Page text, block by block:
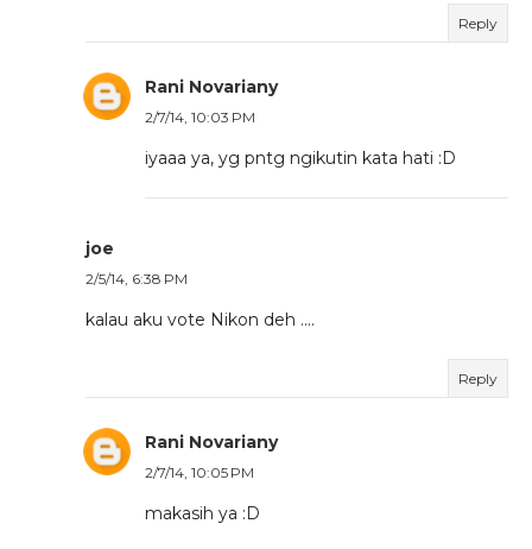
Reply
Rani Novariany
2/7/14, 10:03 PM
iyaaa ya, yg pntg ngikutin kata hati :D
joe
2/5/14, 6:38 PM
kalau aku vote Nikon deh ....
Reply
Rani Novariany
2/7/14, 10:05 PM
makasih ya :D